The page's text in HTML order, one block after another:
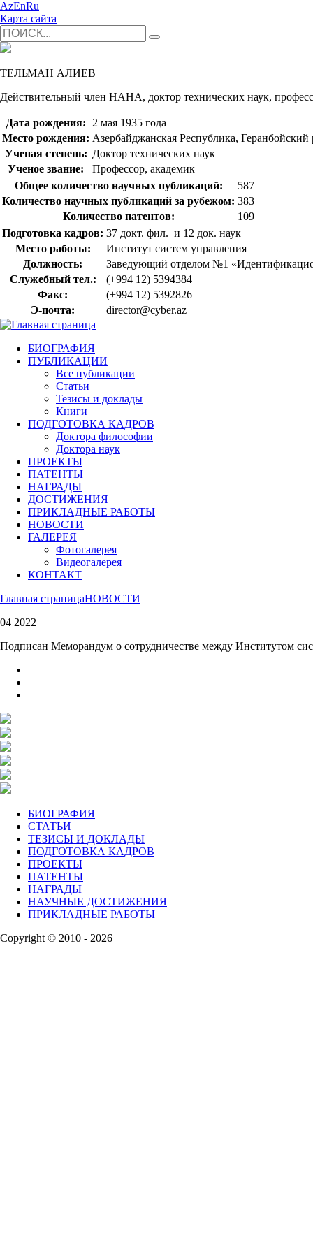
AzEnRu
Карта сайта
ТЕЛЬМАН АЛИЕВ
Действительный член НАНА, доктор технических наук,
Дата рождения:
2 мая 1935 года
Место рождения: Азербайджанская Республика,
Ученая степень: Доктор технических наук
Ученое звание:
Профессор, академик
Общее количество научных публикаций:
587
Количество научных публикаций за рубежом: 383
Количество патентов:
109
Подготовка кадров: 37 докт. фил. и 12 док. наук
Место работы:
Институт систем управления
Должность:
Заведующий отделом №1
Служебный тел.:
(+994 12) 5394384
Факс:
(+994 12) 5392826
Э-почта:
director@cyber.az
БИОГРАФИЯ
ПУБЛИКАЦИИ
Все публикации
Статьи
Тезисы и доклады
Книги
ПОДГОТОВКА КАДРОВ
Доктора философии
Доктора наук
ПРОЕКТЫ
ПАТЕНТЫ
НАГРАДЫ
ДОСТИЖЕНИЯ
ПРИКЛАДНЫЕ РАБОТЫ
НОВОСТИ
ГАЛЕРЕЯ
Фотогалерея
Видеогалерея
КОНТАКТ
Главная страницаНОВОСТИ
04 2022
Подписан Меморандум о сотрудничестве между Институтом
БИОГРАФИЯ
СТАТЬИ
ТЕЗИСЫ И ДОКЛАДЫ
ПОДГОТОВКА КАДРОВ
ПРОЕКТЫ
ПАТЕНТЫ
НАГРАДЫ
НАУЧНЫЕ ДОСТИЖЕНИЯ
ПРИКЛАДНЫЕ РАБОТЫ
Copyright © 2010 - 2026